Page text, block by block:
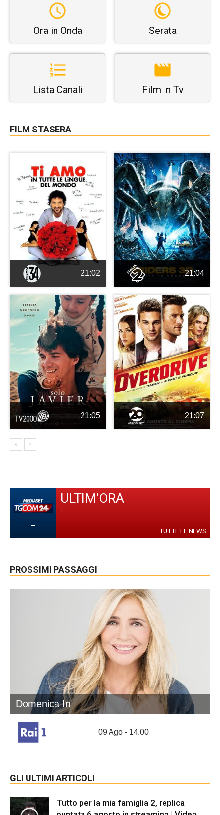
Ora in Onda Serata
Lista Canali Film in Tv
FILM STASERA
21:02 21:04
21:05 21:07
-
ULTIM'ORA
-
TUTTE LE NEWS
PROSSIMI PASSAGGI
Domenica In
09 Ago - 14.00
GLI ULTIMI ARTICOLI
Tutto per la mia famiglia 2, replica